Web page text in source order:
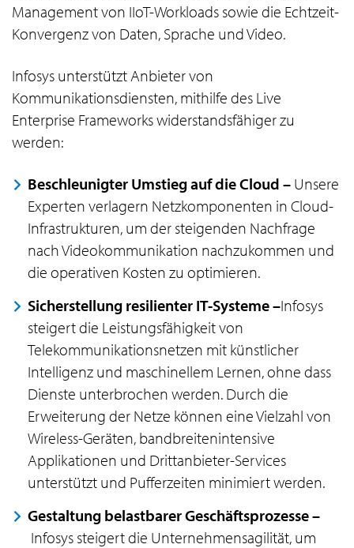
Management von IIoT-Workloads sowie die Echtzeit-
Konvergenz von Daten, Sprache und Video.
Infosys unterstützt Anbieter von
Kommunikationsdiensten, mithilfe des Live
Enterprise Frameworks widerstandsfähiger zu
werden:
Beschleunigter Umstieg auf die Cloud – Unsere
Experten verlagern Netzkomponenten in Cloud-
Infrastrukturen, um der steigenden Nachfrage
nach Videokommunikation nachzukommen und
die operativen Kosten zu optimieren.
Sicherstellung resilienter IT-Systeme –Infosys
steigert die Leistungsfähigkeit von
Telekommunikationsnetzen mit künstlicher
Intelligenz und maschinellem Lernen, ohne dass
Dienste unterbrochen werden. Durch die
Erweiterung der Netze können eine Vielzahl von
Wireless-Geräten, bandbreitenintensive
Applikationen und Drittanbieter-Services
unterstützt und Pufferzeiten minimiert werden.
Gestaltung belastbarer Geschäftsprozesse –
Infosys steigert die Unternehmensagilität, um